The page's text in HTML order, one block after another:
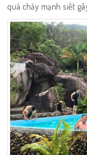
quá chảy mạnh siết